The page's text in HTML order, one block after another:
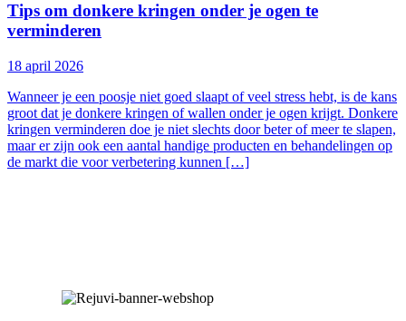
Tips om donkere kringen onder je ogen te
verminderen
18 april 2026
Wanneer je een poosje niet goed slaapt of veel stress hebt, is de kans
groot dat je donkere kringen of wallen onder je ogen krijgt. Donkere
kringen verminderen doe je niet slechts door beter of meer te slapen,
maar er zijn ook een aantal handige producten en behandelingen op
de markt die voor verbetering kunnen […]